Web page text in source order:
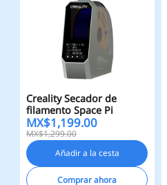
Creality Secador de
filamento Space Pi
MX$1,199.00
MX$1,299.00
Añadir a la cesta
Comprar ahora